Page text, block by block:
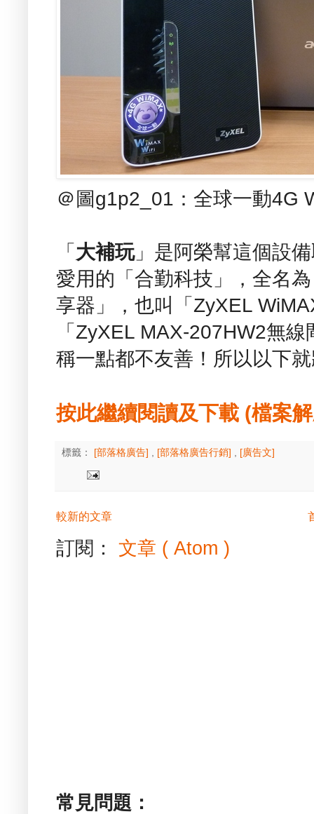
＠圖g1p2_01：全球一動4G
「 大補玩」是阿榮幫這個設
愛用的「合勤科技」，全名
享器」，也叫「ZyXEL
「ZyXEL MAX-207HW2無
稱一點都不友善！所以以下
按此繼續閱讀及下載 (檔案
標籤： [部落格廣告] [部落格廣告行銷] [廣告文]
較新的文章
訂閱： 文章 ( Atom )
常見問題：